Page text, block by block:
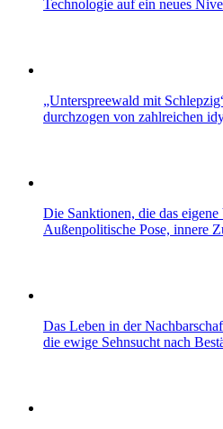
Technologie auf ein neues
„Unterspreewald mit
durchzogen von zahlreichen
Die Sanktionen, die das eigene
Außenpolitische Pose, innere
Das Leben in der
die ewige Sehnsucht nach